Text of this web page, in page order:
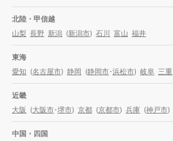
北陸・甲信越
山梨 長野 新潟 (新潟市) 石川 富山 福井
東海
愛知 (名古屋市) 静岡 (静岡市・浜松市) 岐阜 三重
近畿
大阪 (大阪市・堺市) 京都 (京都市) 兵庫 (神戸市)
中国・四国